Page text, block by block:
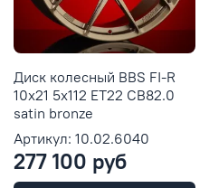
Диск колесный BBS FI-R
10x21 5x112 ET22 CB82.0
satin bronze
Артикул: 10.02.6040
277 100 руб